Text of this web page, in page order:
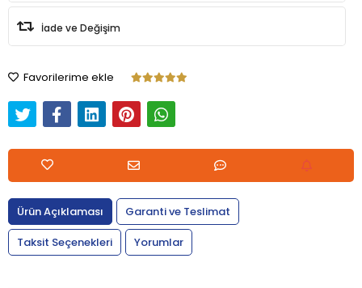
İade ve Değişim
Favorilerime ekle
Ürün Açıklaması
Garanti ve Teslimat
Taksit Seçenekleri
Yorumlar